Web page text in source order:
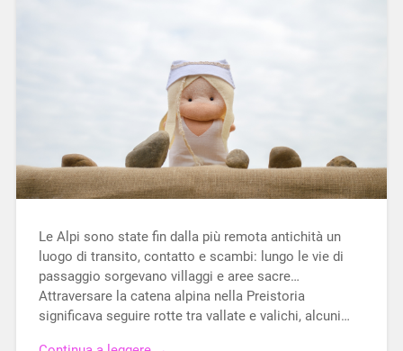
Le Alpi sono state fin dalla più remota antichità un
luogo di transito, contatto e scambi: lungo le vie di
passaggio sorgevano villaggi e aree sacre…
Attraversare la catena alpina nella Preistoria
significava seguire rotte tra vallate e valichi, alcuni…